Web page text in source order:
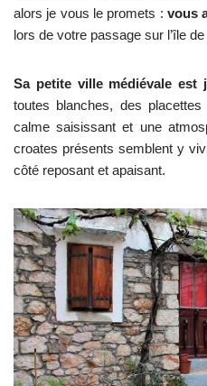
alors je vous le promets : vous
lors de votre passage sur l’île
Sa petite ville médiévale est
toutes blanches, des
calme saisissant et une
croates présents semblent y
côté reposant et apaisant.